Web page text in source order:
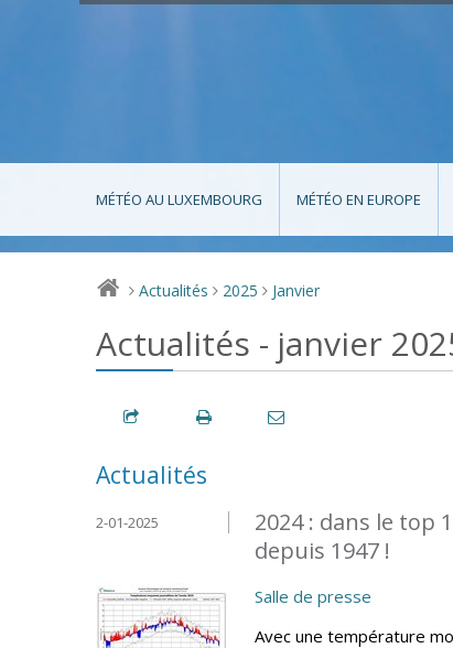
MÉTÉO AU LUXEMBOURG MÉTÉO EN EUROPE
> Actualités > 2025 > Janvier
Actualités - janvier
Actualités
2024 : dans le top
depuis 1947 !
2-01-2025
Salle de presse
Avec une température